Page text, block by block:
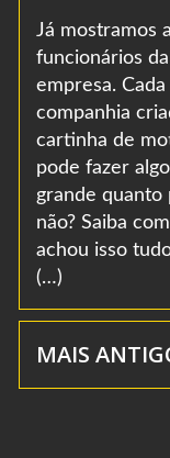
Já mostramos
funcionários
empresa.
companhia
cartinha de
pode fazer
grande quanto
não? Saiba
achou isso
(…)
MAIS